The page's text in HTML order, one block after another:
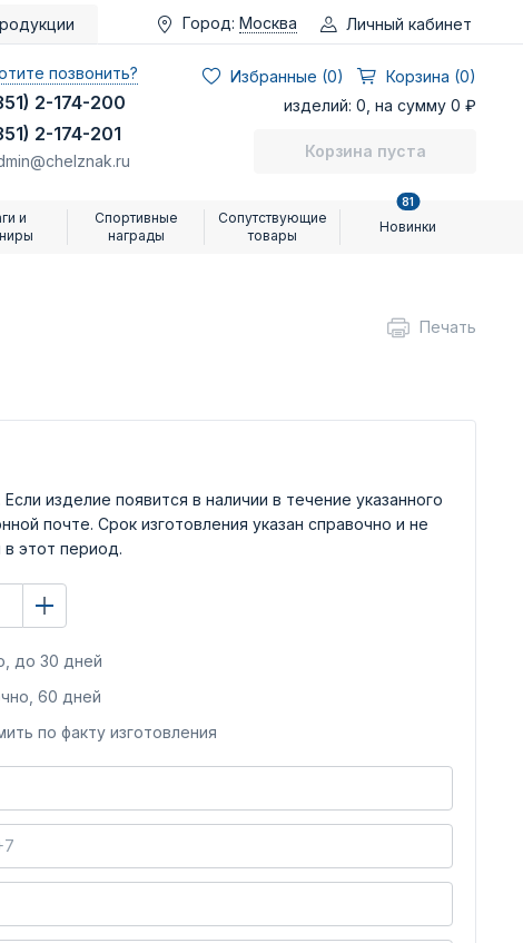
Город: Москва Личный кабинет
позвонить?
2-174-200
2-174-201
Избранные (0)
Корзина (0)
изделий: 0, на сумму 0 ₽
Корзина пуста
и
Спортивные
награды
Сопутствующие
товары
Новинки
81
Печать
изделие появится в наличии в течение указанного
почте. Срок изготовления указан справочно и не
в этот период.
до 30 дней
60 дней
по факту изготовления